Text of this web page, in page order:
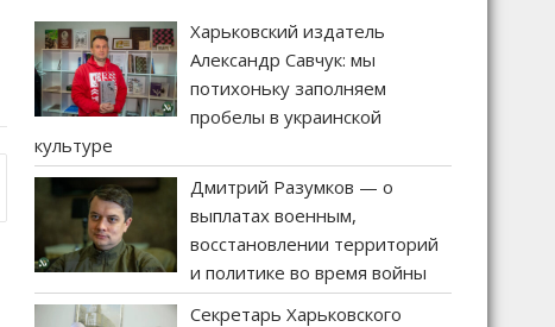
Харьковский издатель
Александр Савчук: мы
потихоньку заполняем
пробелы в украинской
культуре
Дмитрий Разумков — о
выплатах военным,
восстановлении территорий
и политике во время войны
Секретарь Харьковского